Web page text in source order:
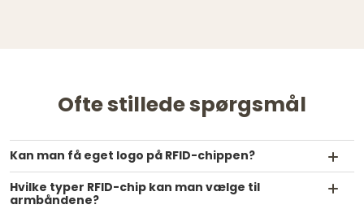
Ofte stillede spørgsmål
Kan man få eget logo på RFID-chippen?
Hvilke typer RFID-chip kan man vælge til
armbåndene?